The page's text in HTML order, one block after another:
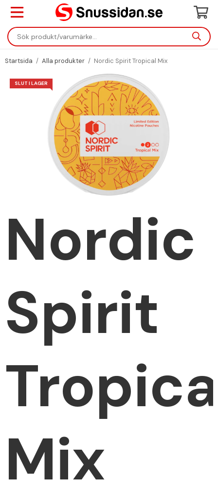
Startsida / Alla produkter / Nordic Spirit Tropical Mix
SLUT I LAGER
Nordic
Spirit
Mix